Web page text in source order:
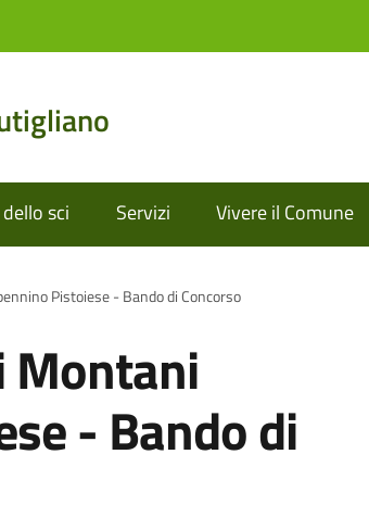
sci Servizi Vivere il Comune
Pistoiese - Bando di Concorso
Montani
- Bando di